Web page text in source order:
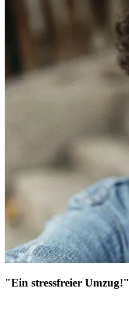
"Ein stressfreier Umzug!"